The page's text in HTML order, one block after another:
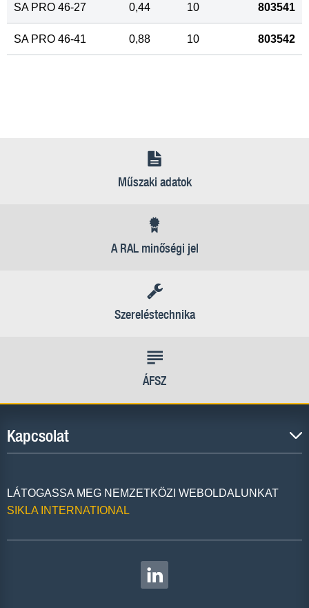
SA PRO 46-27 0,44 10 803541
SA PRO 46-41 0,88 10 803542
Műszaki adatok
A RAL minőségi jel
Szereléstechnika
ÁFSZ
Kapcsolat
LÁTOGASSA MEG NEMZETKÖZI WEBOLDALUNKAT
SIKLA INTERNATIONAL